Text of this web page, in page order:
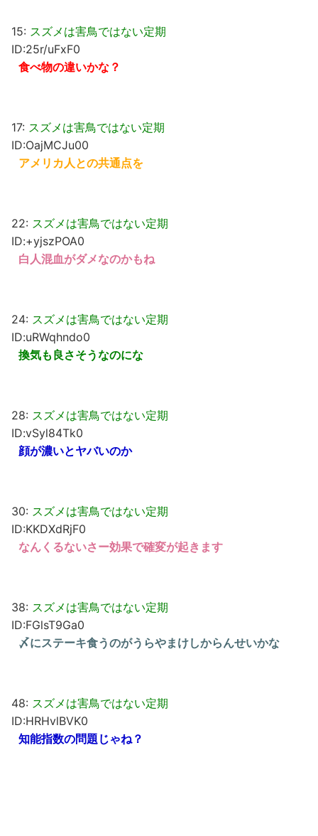
15: スズメは害鳥ではない定期
ID:25r/uFxF0
食べ物の違いかな？
17: スズメは害鳥ではない定期
ID:OajMCJu00
アメリカ人との共通点を
22: スズメは害鳥ではない定期
ID:+yjszPOA0
白人混血がダメなのかもね
24: スズメは害鳥ではない定期
ID:uRWqhndo0
換気も良さそうなのにな
28: スズメは害鳥ではない定期
ID:vSyl84Tk0
顔が濃いとヤバいのか
30: スズメは害鳥ではない定期
ID:KKDXdRjF0
なんくるないさー効果で確変が起きます
38: スズメは害鳥ではない定期
ID:FGlsT9Ga0
〆にステーキ食うのがうらやまけしからんせいかな
48: スズメは害鳥ではない定期
ID:HRHvlBVK0
知能指数の問題じゃね？